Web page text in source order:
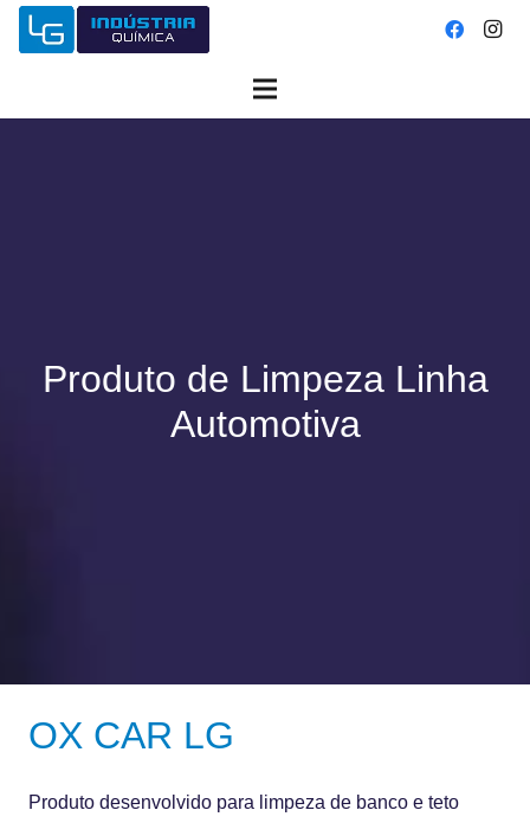
Produto de Limpeza Linha
Automotiva
OX CAR LG
Produto desenvolvido para limpeza de banco e teto